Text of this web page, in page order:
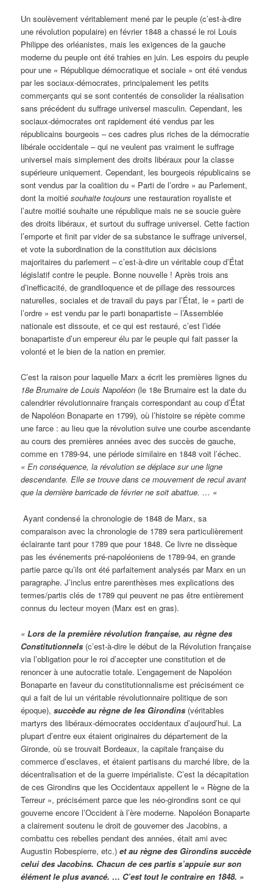
Un soulèvement véritablement mené par le peuple (c’est-à-dire
une révolution populaire) en février 1848 a chassé le roi Louis
Philippe des orléanistes, mais les exigences de la gauche
moderne du peuple ont été trahies en juin. Les espoirs du peuple
pour une « République démocratique et sociale » ont été vendus
par les sociaux-démocrates, principalement les petits
commerçants qui se sont contentés de consolider la réalisation
sans précédent du suffrage universel masculin. Cependant, les
sociaux-démocrates ont rapidement été vendus par les
républicains bourgeois – ces cadres plus riches de la démocratie
libérale occidentale – qui ne veulent pas vraiment le suffrage
universel mais simplement des droits libéraux pour la classe
supérieure uniquement. Cependant, les bourgeois républicains se
sont vendus par la coalition du « Parti de l’ordre » au Parlement,
dont la moitiésouhaite toujoursune restauration royaliste et
l’autre moitié souhaite une république mais ne se soucie guère
des droits libéraux, et surtout du suffrage universel. Cette faction
l’emporte et finit par vider de sa substance le suffrage universel,
et vote la subordination de la constitution aux décisions
majoritaires du parlement – c’est-à-dire un véritable coup d’État
législatif contre le peuple. Bonne nouvelle ! Après trois ans
d’inefficacité, de grandiloquence et de pillage des ressources
naturelles, sociales et de travail du pays par l’État, le « parti de
l’ordre » est vendu par le parti bonapartiste – l’Assemblée
nationale est dissoute, et ce qui est restauré, c’est l’idée
bonapartiste d’un empereur élu par le peuple qui fait passer la
volonté et le bien de la nation en premier.
C’est la raison pour laquelle Marx a écrit les premières lignes du
18e Brumaire de Louis Napoléon (le 18e Brumaire est la date du
calendrier révolutionnaire français correspondant au coup d’État
de Napoléon Bonaparte en 1799),où l’histoire se répète comme
une farce : au lieu que la révolution suive une courbe ascendante
au cours des premières années avec des succès de gauche,
comme en 1789-94, une période similaire en 1848 voit l’échec.
« En conséquence, la révolution se déplace sur une ligne
descendante. Elle se trouve dans ce mouvement de recul avant
que la dernière barricade de février ne soit abattue. … «
Ayant condensé la chronologie de 1848 de Marx, sa
comparaison avec la chronologie de 1789 sera particulièrement
éclairante tant pour 1789 que pour 1848. Ce livre ne dissèque
pas les événements pré-napoléoniens de 1789-94, en grande
partie parce qu’ils ont été parfaitement analysés par Marx en un
paragraphe. J’inclus entre parenthèses mes explications des
termes/partis clés de 1789 qui peuvent ne pas être entièrement
connus du lecteur moyen (Marx est en gras).
«Lors de la première révolution française, au règne des
Constitutionnels (c’est-à-dire le début de la Révolution française
via l’obligation pour le roi d’accepter une constitution et de
renoncer à une autocratie totale. L’engagement de Napoléon
Bonaparte en faveur du constitutionnalisme est précisément ce
qui a fait de lui un véritable révolutionnaire politique de son
époque), succède au règne de les Girondins (véritables
martyrs des libéraux-démocrates occidentaux d’aujourd’hui. La
plupart d’entre eux étaient originaires du département de la
Gironde, où se trouvait Bordeaux, la capitale française du
commerce d’esclaves, et étaient partisans du marché libre, de la
décentralisation et de la guerre impérialiste. C’est la décapitation
de ces Girondins que les Occidentaux appellent le « Règne de la
Terreur », précisément parce que les néo-girondins sont ce qui
gouverne encore l’Occident à l’ère moderne. Napoléon Bonaparte
a clairement soutenu le droit de gouverner des Jacobins, a
combattu ces rebelles pendant des années, était ami avec
Augustin Robespierre, etc.)et au règne des Girondins succède
celui des Jacobins. Chacun de ces partis s’appuie sur son
élément le plus avancé. … C’est tout le contraire en 1848. »